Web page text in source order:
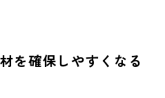
を確保しやすくなる